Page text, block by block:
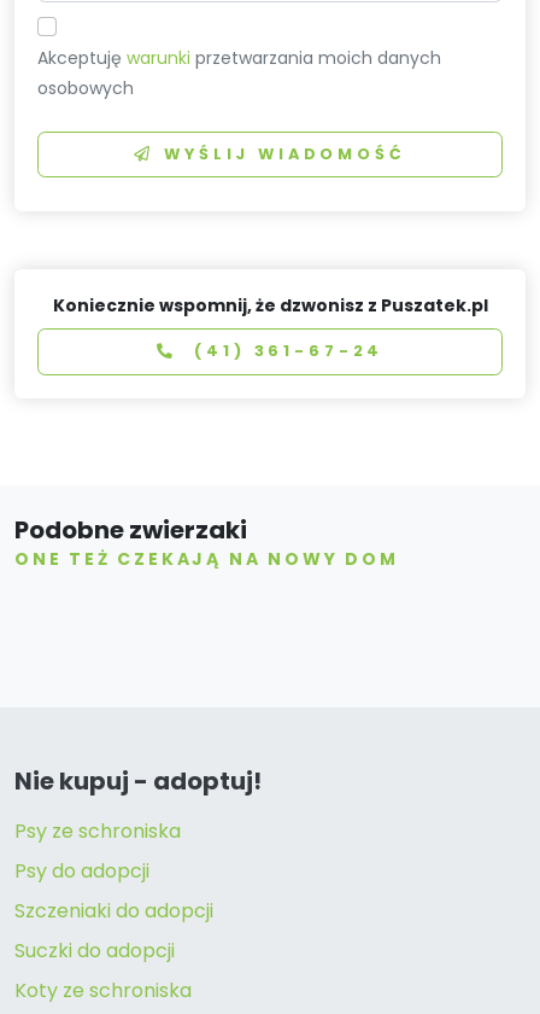
Akceptujęwarunki przetwarzania moich danych
osobowych
WYŚLIJ WIADOMOŚĆ
Koniecznie wspomnij, że dzwonisz z Puszatek.pl
(41) 361-67-24
Podobne zwierzaki
ONE TEŻ CZEKAJĄ NA NOWY DOM
Nie kupuj - adoptuj!
Psy ze schroniska
Psy do adopcji
Szczeniaki do adopcji
Suczki do adopcji
Koty ze schroniska